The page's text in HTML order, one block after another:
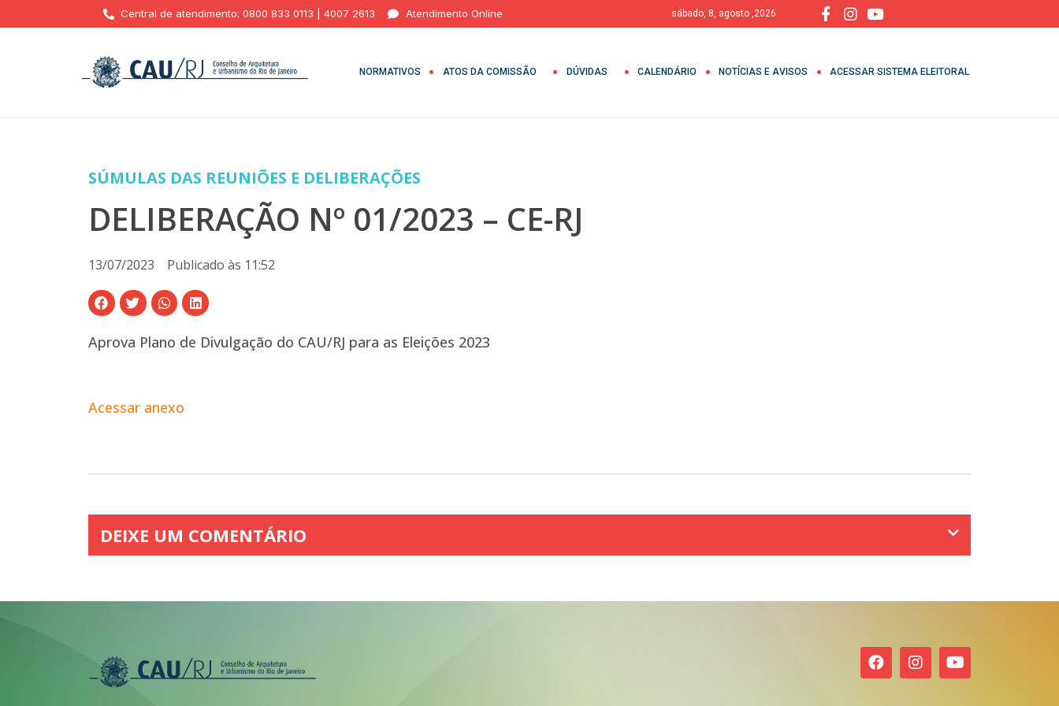
Central de atendimento: 0800 833 0113 | 4007 2613 Atendimento Online sábado, 8, agosto ,2026
NORMATIVOS ATOS DA COMISSÃO DÚVIDAS CALENDÁRIO NOTÍCIAS E AVISOS ACESSAR SISTEMA ELEITORAL
SÚMULAS DAS REUNIÕES E DELIBERAÇÕES
DELIBERAÇÃO Nº 01/2023 – CE-RJ
13/07/2023 Publicado às 11:52
Aprova Plano de Divulgação do CAU/RJ para as Eleições 2023
Acessar anexo
DEIXE UM COMENTÁRIO